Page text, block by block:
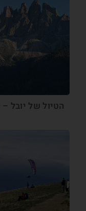
הטיול של יובל